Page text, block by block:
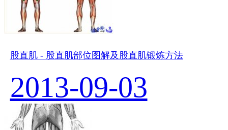
股直肌 - 股直肌部位图解及股直肌锻炼方法
2013-09-03